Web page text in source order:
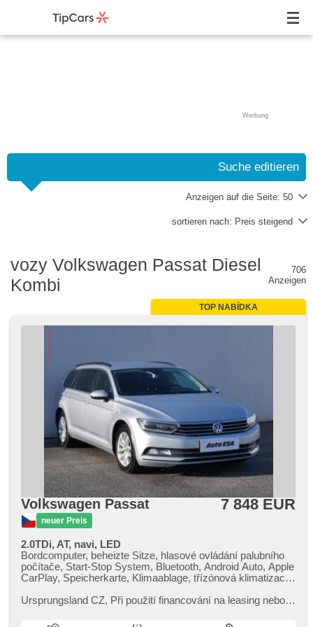
Werbung
Suche editieren
Anzeigen auf die Seite: 50
sortieren nach: Preis steigend
vozy Volkswagen Passat Diesel
Kombi
706
Anzeigen
TOP NABÍDKA
Volkswagen Passat
neuer Preis
7 848 EUR
2.0TDi, AT, navi, LED
Bordcomputer, beheizte Sitze, hlasové ovládání palubního
počítače, Start-Stop System, Bluetooth, Android Auto, Apple
CarPlay, Speicherkarte, Klimaablage, třízónová klimatizace,
Lenkrad einstellbar, Navigation, Multifunktionslenkrad, USB,
Automatikgetriebe, bezklíčové odemykání, täglich Leuchten,
Ursprungsland CZ,​ Při použití financování na leasing nebo
svátků) 9.00​-22.0...